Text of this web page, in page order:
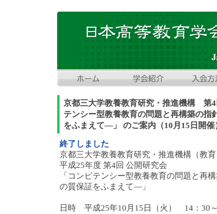
京都三大学教養教育研究・推進機構 第
テンシー型教養教育の問題と再構築の
をふまえて―」 のご案内（10月15日開催
終了しました
京都三大学教養教育研究・推進機構（教
平成25年度 第4回 公開研究会
「コンピテンシー型教養教育の問題と再
の質保証をふまえて―」
日時 平成25年10月15日（火） 14：30